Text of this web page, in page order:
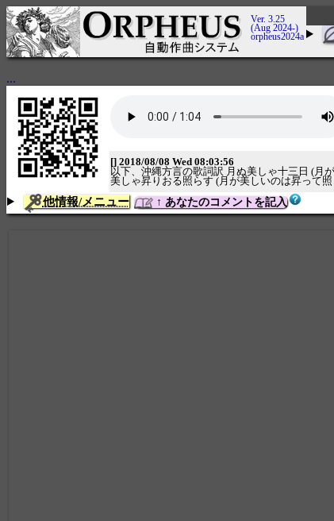
Ver. 3.25
(Aug 2024-)
orpheus2024a
...
[] 2018/08/08 Wed 08:03:56
以下、沖縄方言の歌詞訳 月ぬ美しゃ十三日 (月
美しゃ昇りおる照らす (月が美しいのは昇って
他情報/メニュー ↑ あなたのコメントを記入